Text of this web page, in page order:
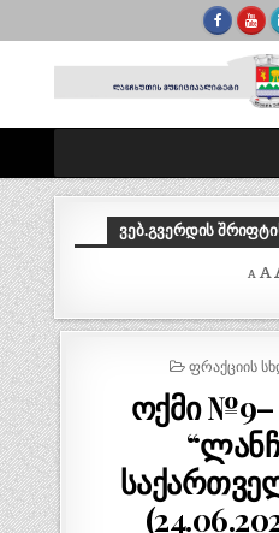
ᲕᲔᲑ.ᲒᲕᲔᲠᲓᲘᲡ
Afont
A
POSTED
ᲤᲠᲐᲥᲪᲘᲘᲡ
ოქმი